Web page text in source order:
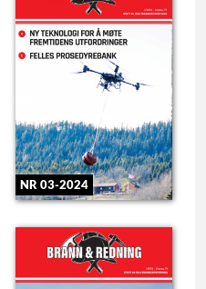
NR 03-2024